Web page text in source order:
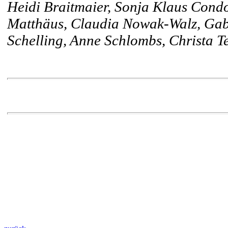
Heidi Braitmaier, Sonja Klaus
Matthäus, Claudia Nowak-Walz,
Schelling, Anne Schlombs, Christa